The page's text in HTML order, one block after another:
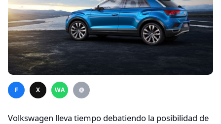
F X WA @
Volkswagen lleva tiempo debatiendo la posibilidad de